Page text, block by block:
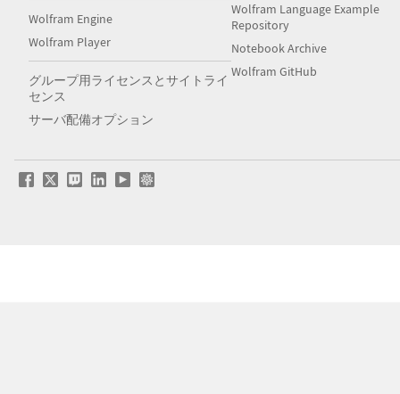
Wolfram Engine
Wolfram Player
グループ用ライセンスとサイトライ
センス
サーバ配備オプション
Wolfram Language Example
Repository
Notebook Archive
Wolfram GitHub